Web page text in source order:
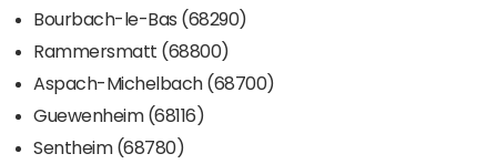
Bourbach-le-Bas (68290)
Rammersmatt (68800)
Aspach-Michelbach (68700)
Guewenheim (68116)
Sentheim (68780)